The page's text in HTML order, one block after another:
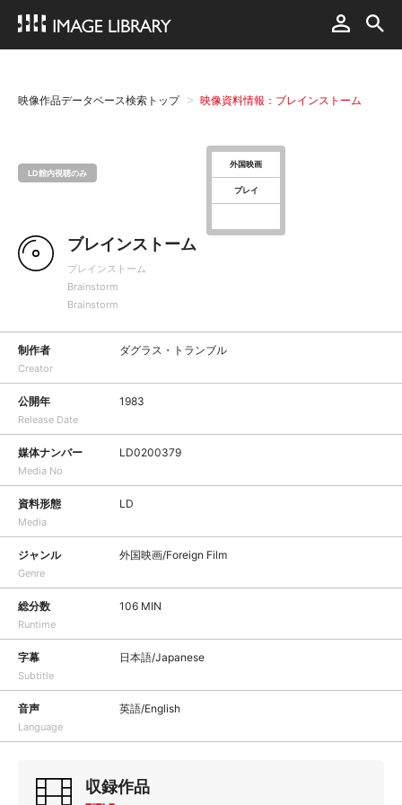
映像作品データベース検索トップ 映像資料情報：ブレインストーム
LD館内視聴のみ
外国映画
プレイ
ブレインストーム
ブレインストーム
Brainstorm
Brainstorm
制作者
Creator
ダグラス・トランブル
公開年
Release Date
1983
媒体ナンバー
Media No
LD0200379
資料形態
Media
LD
ジャンル
Genre
外国映画/Foreign Film
総分数
Runtime
106 MIN
字幕
Subtitle
日本語/Japanese
音声
Language
英語/English
収録作品